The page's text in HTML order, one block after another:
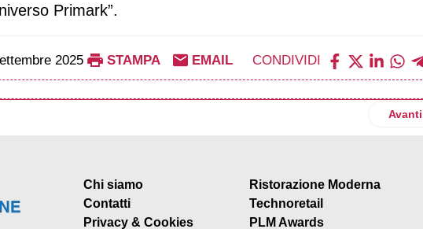
Primark”.
2025 STAMPA EMAIL CONDIVIDI
Eataly ampliano la partnership: nuove soluzioni di pagamento per gli store
Avanti
Chi siamo
Contatti
Privacy & Cookies
Ristorazione Moderna
Technoretail
PLM Awards